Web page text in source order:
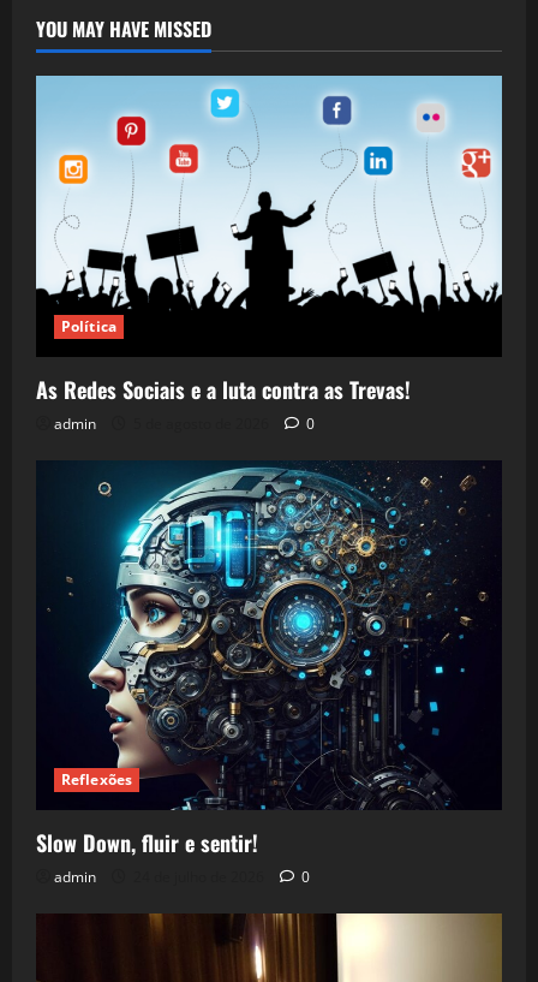
YOU MAY HAVE MISSED
Política
As Redes Sociais e a luta contra as Trevas!
admin 0
Reflexões
Slow Down, fluir e sentir!
admin 0